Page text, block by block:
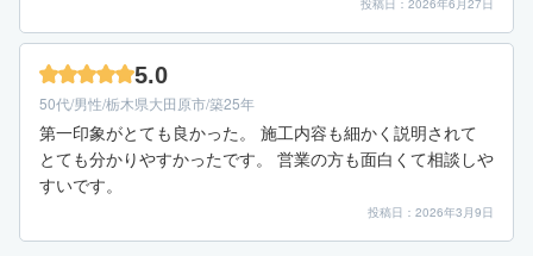
た色に飽きずに住めるかなど、その重要視する点によって業
をお勧めします。
投稿日：2026年6月27日
5.0
50代/男性/栃木県大田原市/築25年
第一印象がとても良かった。 施工内容も細かく説明されて
とても分かりやすかったです。 営業の方も面白くて相談しや
すいです。
投稿日：2026年3月9日